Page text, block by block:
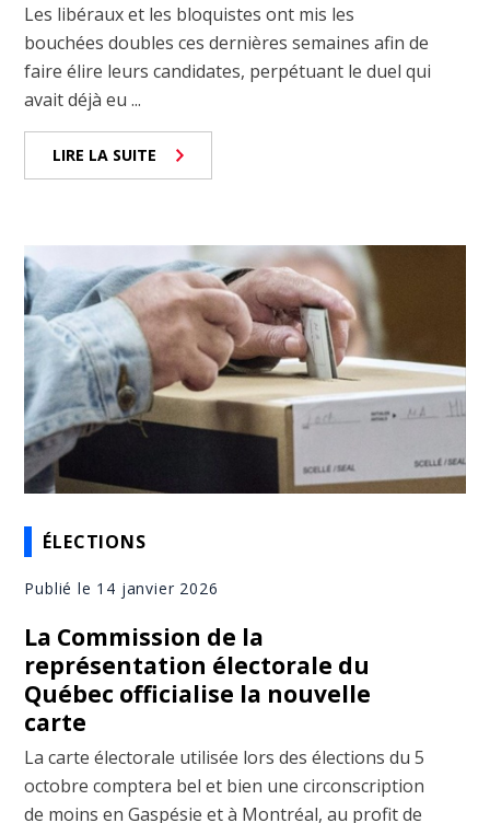
Les libéraux et les bloquistes ont mis les
bouchées doubles ces dernières semaines afin de
faire élire leurs candidates, perpétuant le duel qui
avait déjà eu ...
LIRE LA SUITE
ÉLECTIONS
Publié le 14 janvier 2026
La Commission de la
représentation électorale du
Québec officialise la nouvelle
carte
La carte électorale utilisée lors des élections du 5
octobre comptera bel et bien une circonscription
de moins en Gaspésie et à Montréal, au profit de